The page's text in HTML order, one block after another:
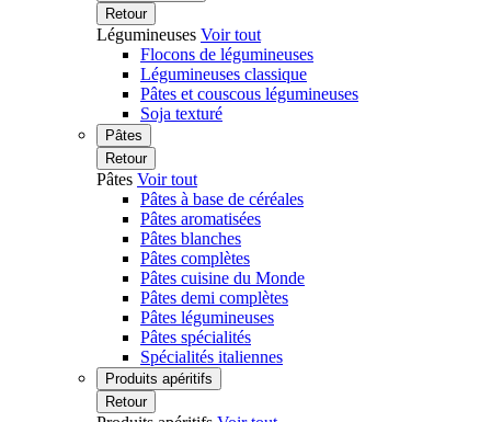
Retour
Légumineuses Voir tout
Flocons de légumineuses
Légumineuses classique
Pâtes et couscous légumineuses
Soja texturé
Pâtes
Retour
Pâtes Voir tout
Pâtes à base de céréales
Pâtes aromatisées
Pâtes blanches
Pâtes complètes
Pâtes cuisine du Monde
Pâtes demi complètes
Pâtes légumineuses
Pâtes spécialités
Spécialités italiennes
Produits apéritifs
Retour